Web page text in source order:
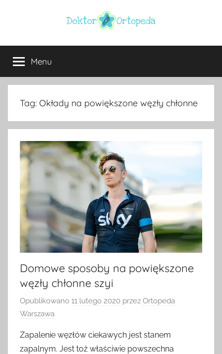
Doktor
ortopeda
Warszawa
usg
Warszawa,
ginekolog,
urolog,
Menu
Tag: Okłady na powiększone węzły chłonne
Domowe sposoby na powiększone
węzły chłonne szyi
Opublikowano 11 lutego 2020 przez Ortopeda
Warszawa
Zapalenie węzłów ciekawych jest stanem
zapalnym. Jest toż właściwie powszechna